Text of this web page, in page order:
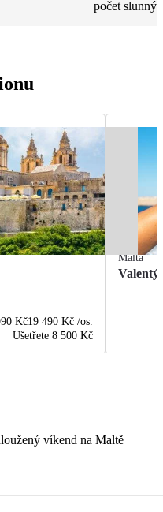
počet
Kč19 490 Kč /os.
Ušetřete 8 500 Kč
Malta
víkend na Maltě